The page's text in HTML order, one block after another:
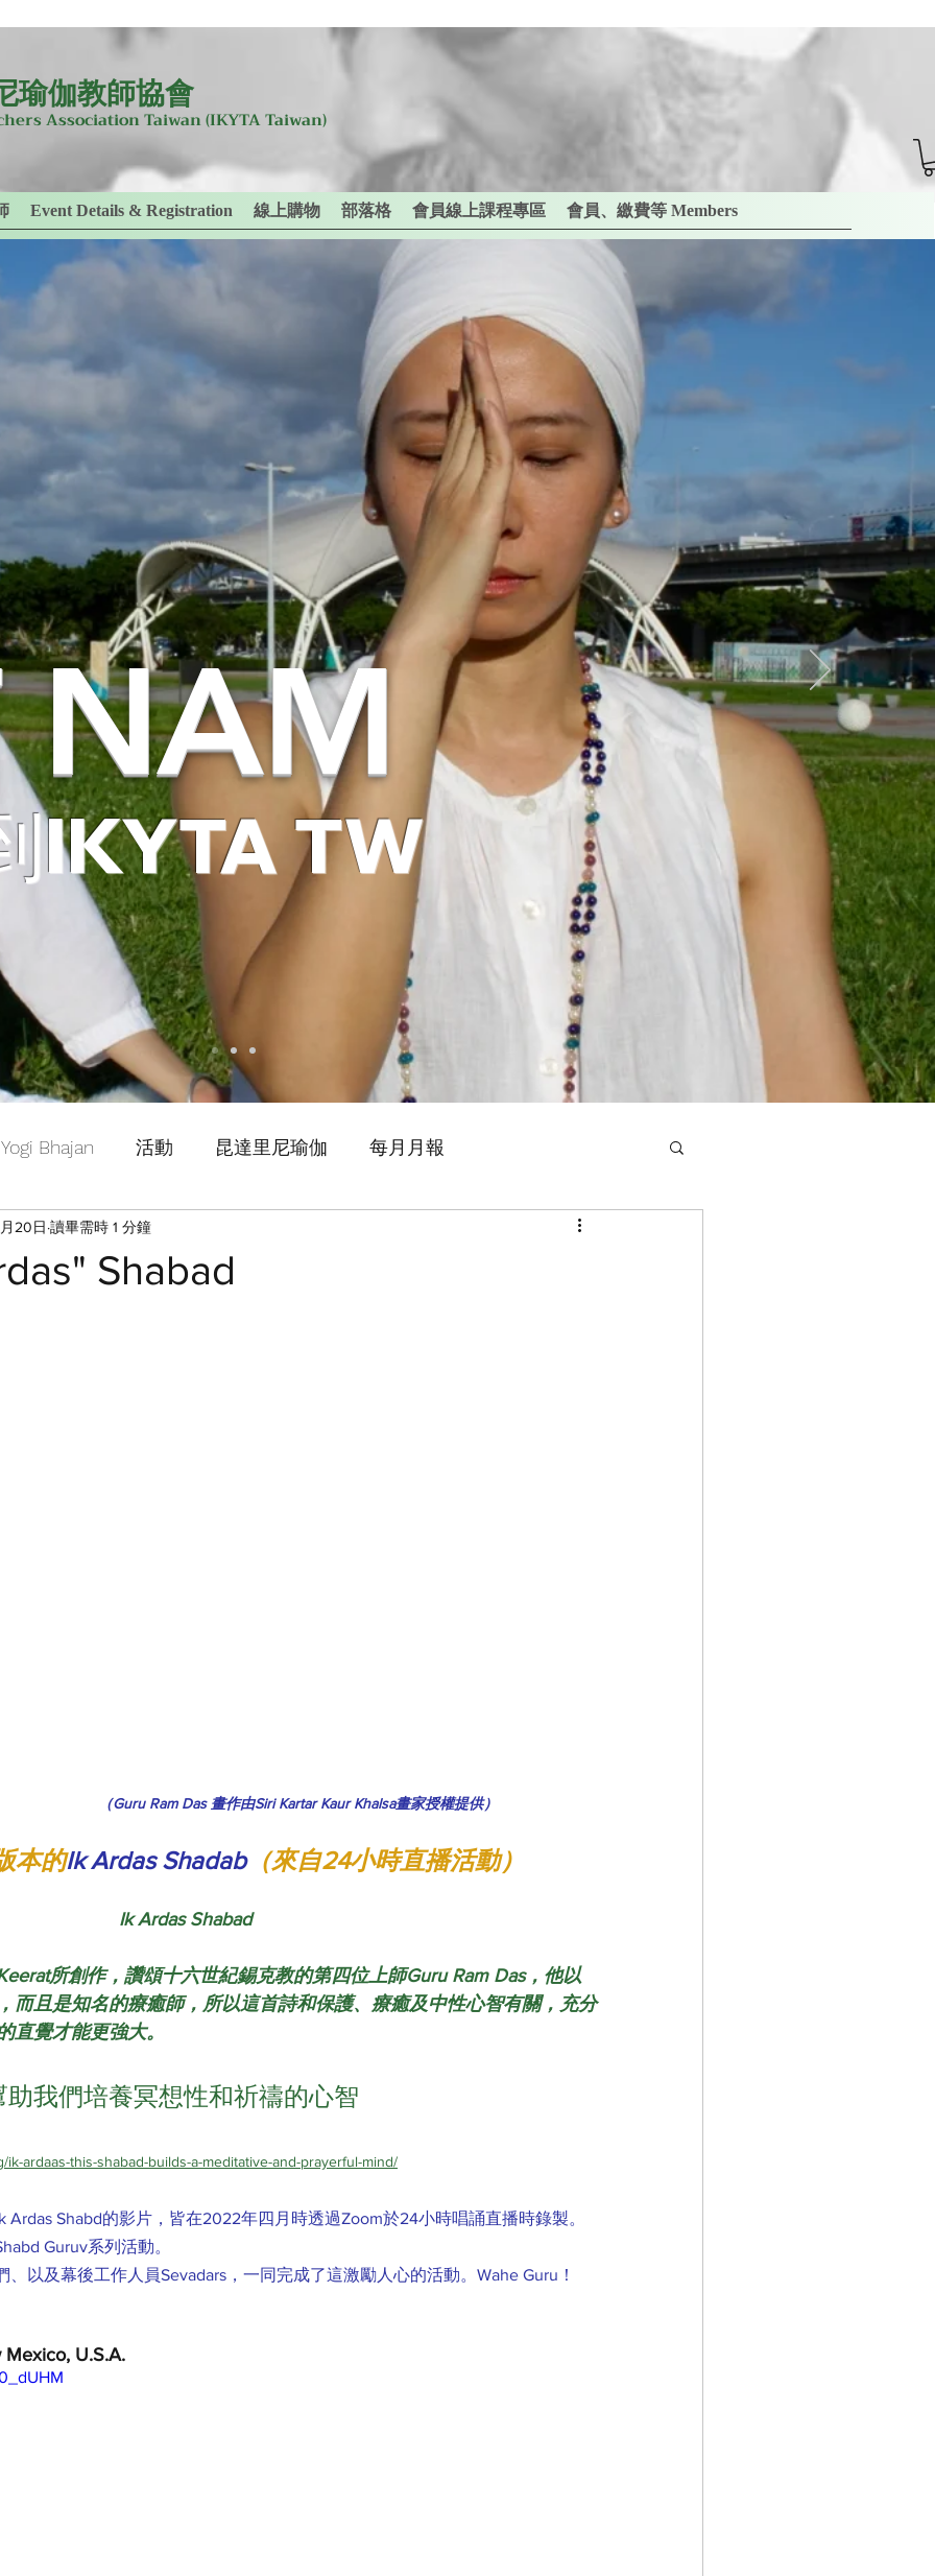
瑜伽教師協會
Association Taiwan(IKYTA Taiwan)
Event Details & Registration 線上購物 部落格 會員線上課程專區 會員、繳費等 Members
NAM
IKYTA TW
Yogi Bhajan 活動 昆達里尼瑜伽 每月月報
Shabad
20日 讀畢需時 1 分鐘
（Guru Ram Das 畫作由Siri Kartar Kaur Khalsa畫家授權提供）
本的Ik Ardas Shadab（來自24小時直播活動）
Ik Ardas Shabad
所創作，讚頌十六世紀錫克教的第四位上師Guru Ram Das，他以
而且是知名的療癒師，所以這首詩和保護、療癒及中性心智有關，充分
直覺才能更強大。
助我們培養冥想性和祈禱的心智
ik-ardaas-this-shabad-builds-a-meditative-and-prayerful-mind/
Ardas Shabd的影片，皆在2022年四月時透過Zoom於24小時唱誦直播時錄製。
Guruv系列活動。
以及幕後工作人員Sevadars，一同完成了這激勵人心的活動。Wahe Guru！
U.S.A.